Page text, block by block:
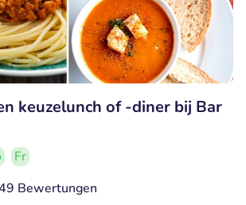
keuzelunch of -diner bij Bar
Fr
Bewertungen